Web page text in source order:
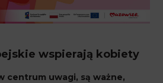
wspierają kobiety
centrum uwagi, są ważne,